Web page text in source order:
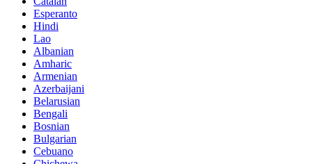
Esperanto
Hindi
Lao
Albanian
Amharic
Armenian
Azerbaijani
Belarusian
Bengali
Bosnian
Bulgarian
Cebuano